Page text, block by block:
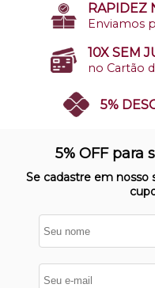
RAPIDEZ
Enviamos
10X SEM
no Cartão
5%
Nosso site
protegido
5% OFF para
Se cadastre em